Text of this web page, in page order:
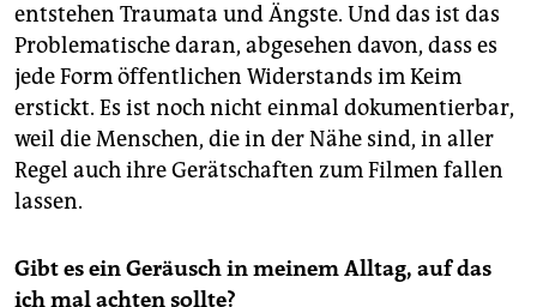
entstehen Traumata und Ängste. Und das ist das
Problematische daran, abgesehen davon, dass es
jede Form öffentlichen Widerstands im Keim
erstickt. Es ist noch nicht einmal dokumentierbar,
weil die Menschen, die in der Nähe sind, in aller
Regel auch ihre Gerätschaften zum Filmen fallen
lassen.
Gibt es ein Geräusch in meinem Alltag, auf das
ich mal achten sollte?